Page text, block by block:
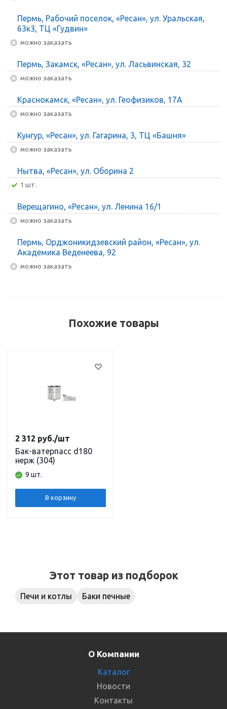
Пермь, Рабочий поселок, «Ресан», ул. Уральская,
63к3, ТЦ «Гудвин»
Можно заказать
Пермь, Закамск, «Ресан», ул. Ласьвинская, 32
Можно заказать
Краснокамск, «Ресан», ул. Геофизиков, 17А
Можно заказать
Кунгур, «Ресан», ул. Гагарина, 3, ТЦ «Башня»
Можно заказать
Нытва, «Ресан», ул. Оборина 2
1 шт.
Верещагино, «Ресан», ул. Ленина 16/1
Можно заказать
Пермь, Орджоникидзевский район, «Ресан», ул.
Академика Веденеева, 92
Можно заказать
Похожие товары
Бак-ватерпасс d180
нерж (304)
9 шт.
2 312 руб./шт
В корзину
Этот товар из подборок
Печи и котлы Баки печные
О Компании
Каталог
Новости
Контакты